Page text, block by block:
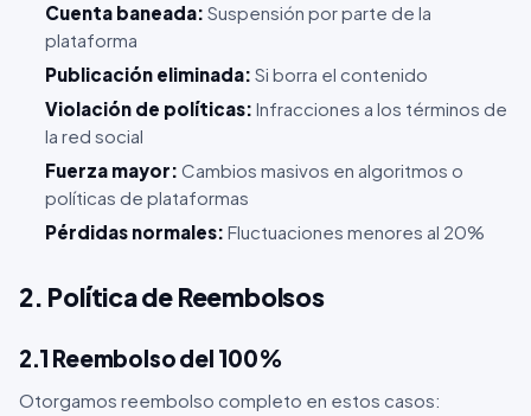
Cuenta baneada: Suspensión por parte de la
plataforma
Publicación eliminada: Si borra el contenido
Violación de políticas: Infracciones a los términos de
la red social
Fuerza mayor: Cambios masivos en algoritmos o
políticas de plataformas
Pérdidas normales: Fluctuaciones menores al 20%
2. Política de Reembolsos
2.1 Reembolso del 100%
Otorgamos reembolso completo en estos casos: